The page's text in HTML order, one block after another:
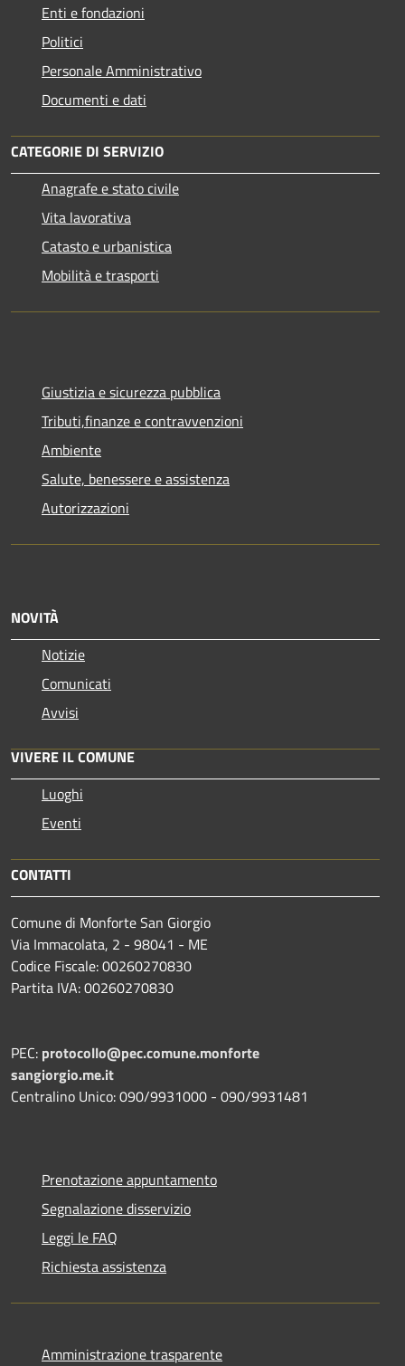
Enti e fondazioni
Politici
Personale Amministrativo
Documenti e dati
CATEGORIE DI SERVIZIO
Anagrafe e stato civile
Vita lavorativa
Catasto e urbanistica
Mobilità e trasporti
Giustizia e sicurezza pubblica
Tributi,finanze e contravvenzioni
Ambiente
Salute, benessere e assistenza
Autorizzazioni
NOVITÀ
Notizie
Comunicati
Avvisi
VIVERE IL COMUNE
Luoghi
Eventi
CONTATTI
Comune di Monforte San Giorgio
Via Immacolata, 2 - 98041 - ME
Codice Fiscale: 00260270830
Partita IVA: 00260270830
PEC: protocollo@pec.comune.monforte
sangiorgio.me.it
Centralino Unico: 090/9931000 - 090/9931481
Prenotazione appuntamento
Segnalazione disservizio
Leggi le FAQ
Richiesta assistenza
Amministrazione trasparente